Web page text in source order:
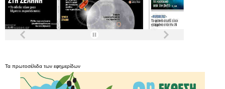
Τα πρωτοσέλιδα των εφημερίδων